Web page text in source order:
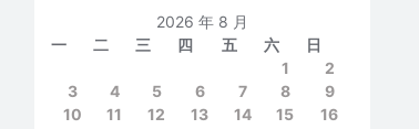
2026 年 8 月
一
二 三 四 五 六
日
1
2
3
4 5 6 7 8
9
10
11 12 13 14 15
16